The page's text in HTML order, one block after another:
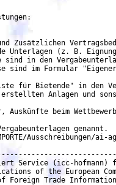
Zusätzlichen
Unterlagen (z. B.
in den Vergabeunterlagen
sind im Formular
für Bietende" in den
Anlagen und
beim
genannt.
Ausschreibungen/ai-
Service (icc-hofmann)
of the European
Foreign Trade Information